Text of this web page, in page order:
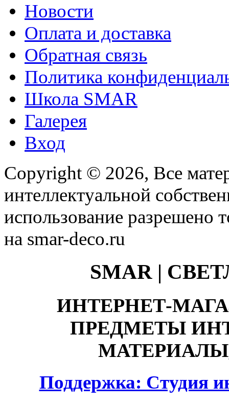
Новости
Оплата и доставка
Обратная связь
Политика
Школа SMAR
Галерея
Вход
Copyright © 2026, Все
интеллектуальной
использование разрешено
на smar-deco.ru
SMAR |
ИНТЕРНЕТ-
ПРЕДМЕТЫ
Поддержка: Студия